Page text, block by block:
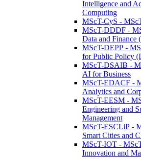
Intelligence and
Computing
MScT-CyS -
MScT-DDDF -
Data and Finance
MScT-DEPP -
for Public Policy
MScT-DSAIB -
AI for Business
MScT-EDACF -
Analytics and
MScT-EESM -
Engineering and
Management
MScT-ESCLiP -
Smart Cities and
MScT-IOT -
Innovation and